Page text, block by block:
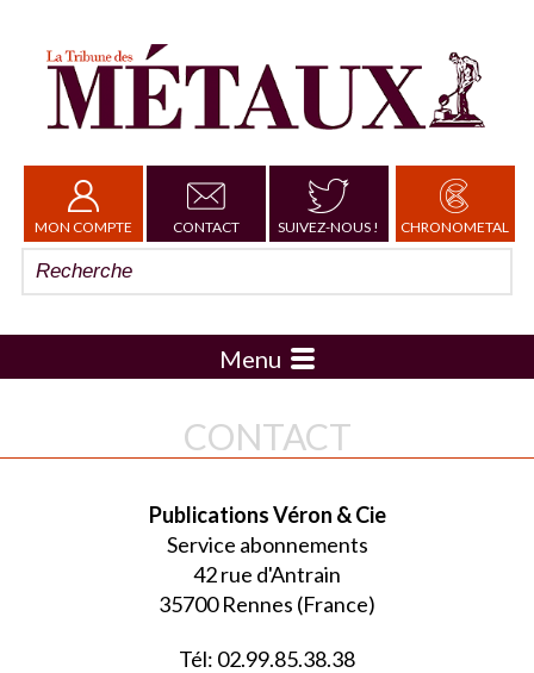
MON COMPTE CONTACT SUIVEZ-NOUS ! CHRONOMETAL
Menu
CONTACT
Publications Véron & Cie
Service abonnements
42 rue d'Antrain
35700 Rennes (France)
Tél: 02.99.85.38.38